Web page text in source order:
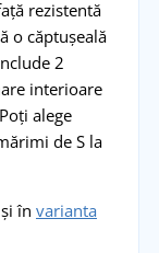
rezistentă
o căptușeală
2
interioare
alege
de S la
în varianta